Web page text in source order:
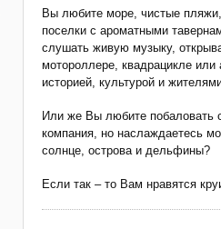
Вы любите море, чистые пляжи,
поселки с ароматными
слушать живую музыку,
мотороллере, квадрацикле
историей, культурой и
Или же Вы любите побаловать
компания, но наслаждаетесь
солнце, острова и дельфины?
Если так – то Вам нравятся